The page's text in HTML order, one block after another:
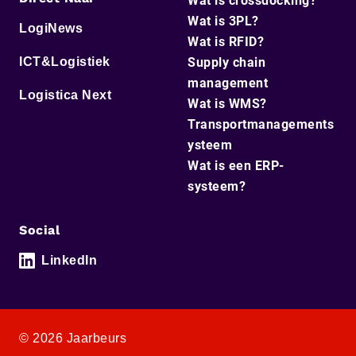
LogiNews
ICT&Logistiek
Logistica Next
Wat is 3PL?
Wat is RFID?
Supply chain
management
Wat is WMS?
Transportmanagements
ysteem
Wat is een ERP-
systeem?
Social
LinkedIn
© 2026 Jaarbeurs